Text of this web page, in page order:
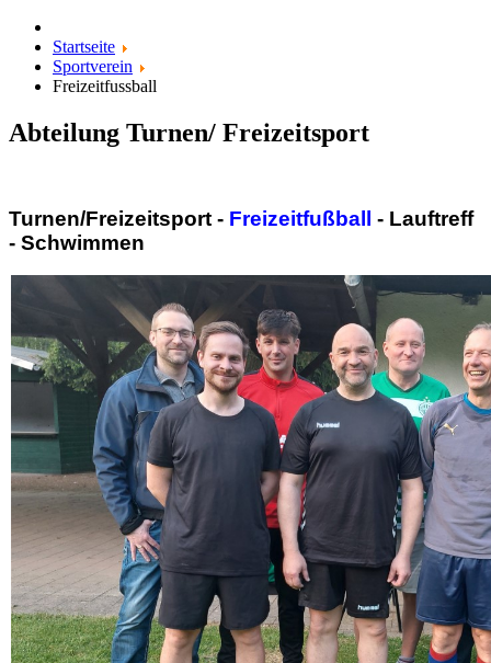
Startseite
Sportverein
Freizeitfussball
Abteilung Turnen/ Freizeitsport
Turnen/Freizeitsport - Freizeitfußball - Lauftreff
- Schwimmen